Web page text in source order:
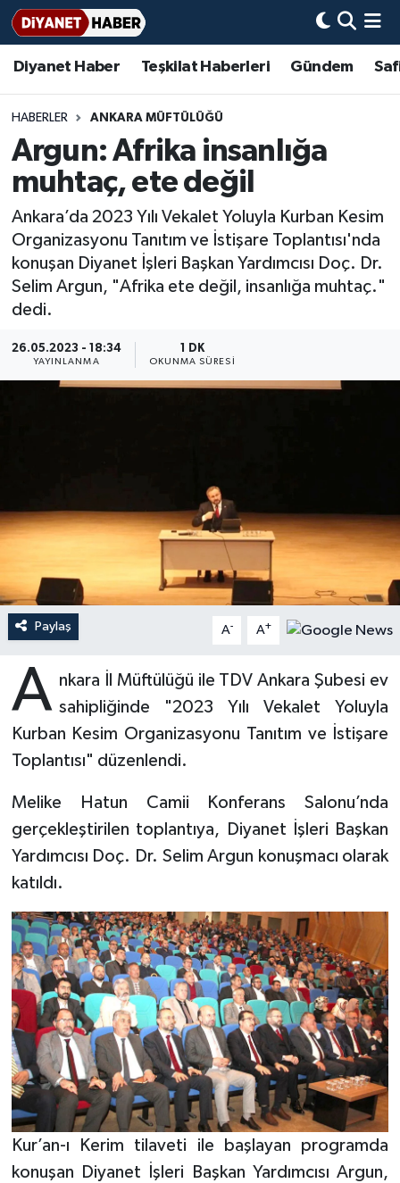
Diyanet Haber Teşkilat Haberleri Gündem
HABERLER ANKARA MÜFTÜLÜĞÜ
Argun: Afrika insanlığa
muhtaç, ete değil
Ankara’da 2023 Yılı Vekalet Yoluyla Kurban Kesim
Organizasyonu Tanıtım ve İstişare Toplantısı'nda
konuşan Diyanet İşleri Başkan Yardımcısı Doç. Dr.
Selim Argun, "Afrika ete değil, insanlığa muhtaç."
dedi.
26.05.2023 - 18:34
YAYINLANMA
1 DK
OKUNMA SÜRESI
Paylaş A- A+
A nkara İl Müftülüğü ile TDV Ankara Şubesi ev
sahipliğinde "2023 Yılı Vekalet Yoluyla
Kurban Kesim Organizasyonu Tanıtım ve İstişare
Toplantısı" düzenlendi.
Melike Hatun Camii Konferans Salonu’nda
gerçekleştirilen toplantıya, Diyanet İşleri Başkan
Yardımcısı Doç. Dr. Selim Argun konuşmacı olarak
katıldı.
Kur’an-ı Kerim tilaveti ile başlayan programda
konuşan Diyanet İşleri Başkan Yardımcısı Argun,
Diyanet Haber
Teşkilat Haberleri
Adana Müftülüğü
Adıyaman Müftülüğü
Afyonkarahisar Müftülüğü
Aksaray Müftülüğü
Amasya Müftülüğü
Ankara Müftülüğü
Antalya Müftülüğü
Aydın Müftülüğü
Balıkesir Müftülüğü
Bartın Müftülüğü
Bayburt Müftülüğü
Bilecik Müftülüğü
Bingöl Müftülüğü
Bitlis Müftülüğü
Bolu Müftülüğü
Burdur Müftülüğü
Bursa Müftülüğü
Çanakkale Müftülüğü
Çankırı Müftülüğü
Çorum Müftülüğü
Denizli Müftülüğü
Gündem
Bir Ayet
Bir Hikaye
Biyografiler
Diyanet Bilgi
Diyanet Takvimi
Dualar
Hadislerle İslam
Mukabele
Peygamberimizin Hayatı
Ramazan
Zekat
Basında Bugün
DİYANET eKİTAP
Diyanet Dergi
Aile Dergisi
Aylık Dergi
TDV
DİYANET GENÇLİK
DİYANET RADYO/TV
DEPREM
Eğitim
İmam Hatip Okulları
Kültür-Sanat
Aile
Sağlık
Makaleler
Başmakale
Ekonomi
Duyurular
Podcast
Hadis-i Şerifler
Hayat Okumaları
Bilim, Teknoloji
Biyografiler
Nöbetçi Eczaneler
Hava Durumu
Ankara Namaz Vakitleri
Süper Lig Puan Durumu ve Fikstür
Tüm Manşetler
Son Dakika Haberleri
Haber Arşivi